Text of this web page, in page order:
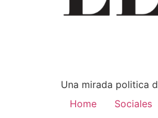
Una mirada poli­tica
Home
Sociales